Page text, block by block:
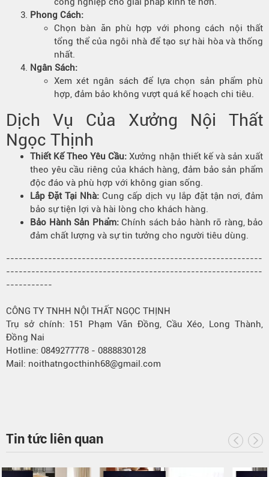
Phong Cách:
Chọn bàn ăn phù hợp với phong cách nội thất
tổng thể của ngôi nhà để tạo sự hài hòa và thống
nhất.
Ngân Sách:
Xem xét ngân sách để lựa chọn sản phẩm phù
hợp, đảm bảo không vượt quá kế hoạch chi tiêu.
Dịch Vụ Của Xưởng Nội Thất
Ngọc Thịnh
Thiết Kế Theo Yêu Cầu: Xưởng nhận thiết kế và sản xuất
theo yêu cầu riêng của khách hàng, đảm bảo sản phẩm
độc đáo và phù hợp với không gian sống.
Lắp Đặt Tại Nhà:Cung cấp dịch vụ lắp đặt tận nơi, đảm
bảo sự tiện lợi và hài lòng cho khách hàng.
Bảo Hành Sản Phẩm:Chính sách bảo hành rõ ràng, bảo
đảm chất lượng và sự tin tưởng cho người tiêu dùng.
-------------------------------------------------------------
-------------------------------------------------------------
-----------
CÔNG TY TNHH NỘI THẤT NGỌC THỊNH
Trụ sở chính: 151 Phạm Văn Đồng, Cầu Xéo, Long Thành,
Đồng Nai
Hotline: 0849277778 - 0888830128
Mail: noithatngocthinh68@gmail.com
Tin tức liên quan